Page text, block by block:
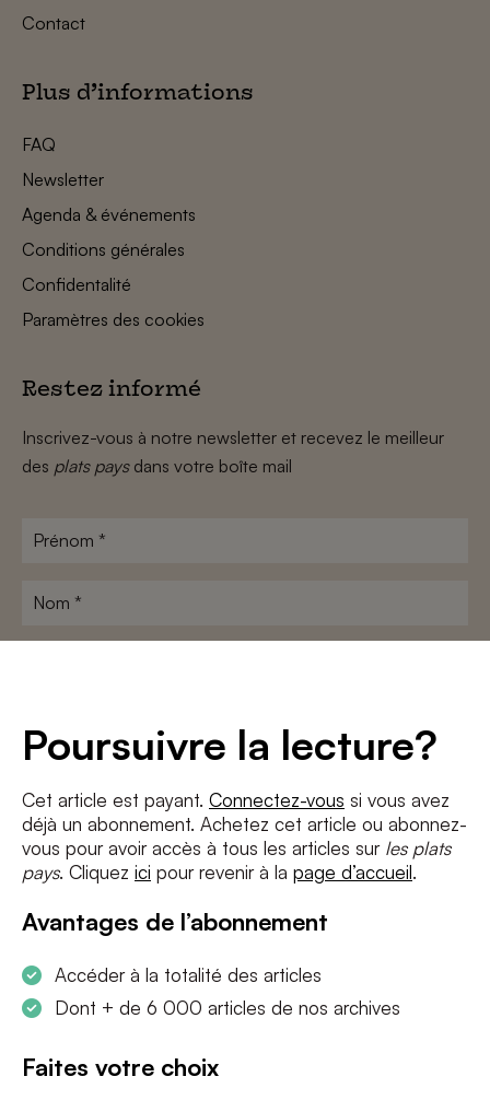
Poursuivre la lecture?
Cet article est payant. Connectez-vous si vous avez
déjà un abonnement. Achetez cet article ou abonnez-
vous pour avoir accès à tous les articles sur les plats
pays. Cliquez ici pour revenir à la page d’accueil.
Avantages de l’abonnement
Accéder à la totalité des articles
Dont + de 6 000 articles de nos archives
Faites votre choix
Contact
Plus d’informations
FAQ
Newsletter
Agenda & événements
Conditions générales
Confidentalité
Paramètres des cookies
Restez informé
Inscrivez-vous à notre newsletter et recevez le meilleur
des plats paysdans votre boîte mail
Prénom
Nom
J'accepte les termes et conditions etla politique de confidentialité
S'INSCRIRE